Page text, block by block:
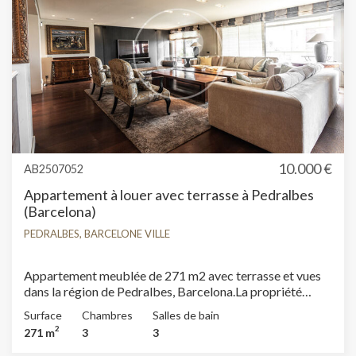
logement n'a été enregistré au cours des 5 dernières
années.Ce propriétaire n'est pas considéré comme un
grand détenteur immobilier.
AB2507052
10.000 €
Appartement à louer avec terrasse à Pedralbes
(Barcelona)
PEDRALBES, BARCELONE VILLE
Appartement meublée de 271 m2 avec terrasse et vues
dans la région de Pedralbes, Barcelona.La propriété
sport, 4 places de parking, climatisation, armoires
intégrées, buanderie, balcon, jardin, chauffage, concierge
Surface
271 m2
Chambres
3
Salles de bain
3